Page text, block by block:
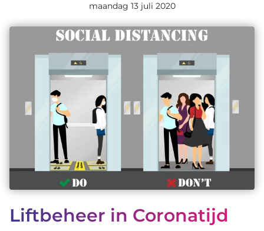
Voor wie?
Over ons
085-877 94 67 Offerte aanvragen
maandag 13 juli 2020
Liftbeheer in Coronatijd